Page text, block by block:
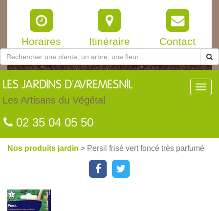
Horaires Itinéraire Contact
LES JARDINS D'AVREMESNIL
Les Artisans du Végétal
02 35 04 05 50
Nos produits jardin > Persil frisé vert foncé très parfumé